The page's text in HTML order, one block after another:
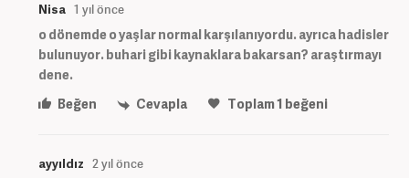
Nisa 1 yıl önce
o dönemde o yaşlar normal karşılanıyordu. ayrıca hadisler
bulunuyor. buhari gibi kaynaklara bakarsan? araştırmayı
dene.
Beğen
Cevapla Toplam1 beğeni
ayyıldız 2 yıl önce